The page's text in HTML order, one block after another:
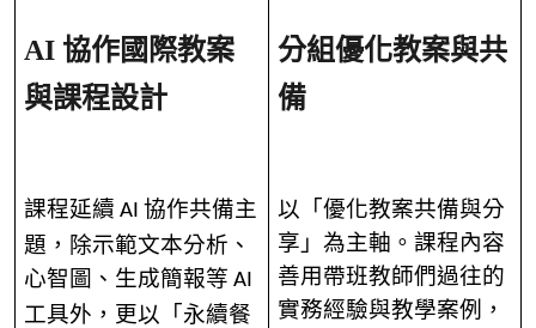
AI 協作國際教案
與課程設計
課程延續 AI協作共備主
題，除示範文本分析、
心智圖、生成簡報等 AI
工具外，更以「永續餐
分組優化教案與共
備
以「優化教案共備與分
享」為主軸。課程內容
善用帶班教師們過往的
實務經驗與教學案例，